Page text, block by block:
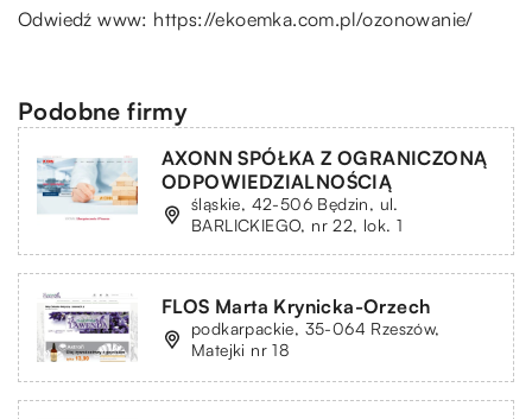
Odwiedź www: https://ekoemka.com.pl/ozonowanie/
Podobne firmy
AXONN SPÓŁKA Z OGRANICZONĄ
ODPOWIEDZIALNOŚCIĄ
śląskie, 42-506 Będzin, ul.
BARLICKIEGO, nr 22, lok. 1
FLOS Marta Krynicka-Orzech
podkarpackie, 35-064 Rzeszów,
Matejki nr 18